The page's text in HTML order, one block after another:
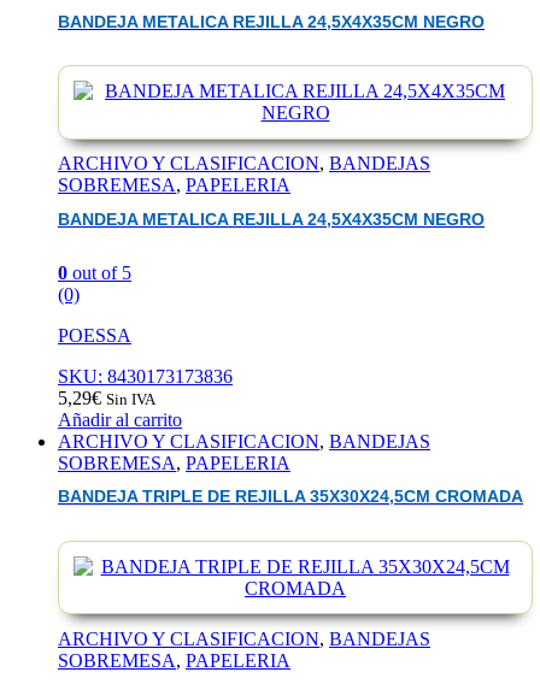
BANDEJA METALICA REJILLA 24,5X4X35CM NEGRO
ARCHIVO Y CLASIFICACION, BANDEJAS
SOBREMESA, PAPELERIA
BANDEJA METALICA REJILLA 24,5X4X35CM NEGRO
0 out of 5
(0)
POESSA
SKU: 8430173173836
5,29€ Sin IVA
Añadir al carrito
ARCHIVO Y CLASIFICACION, BANDEJAS
SOBREMESA, PAPELERIA
BANDEJA TRIPLE DE REJILLA 35X30X24,5CM CROMADA
ARCHIVO Y CLASIFICACION, BANDEJAS
SOBREMESA, PAPELERIA